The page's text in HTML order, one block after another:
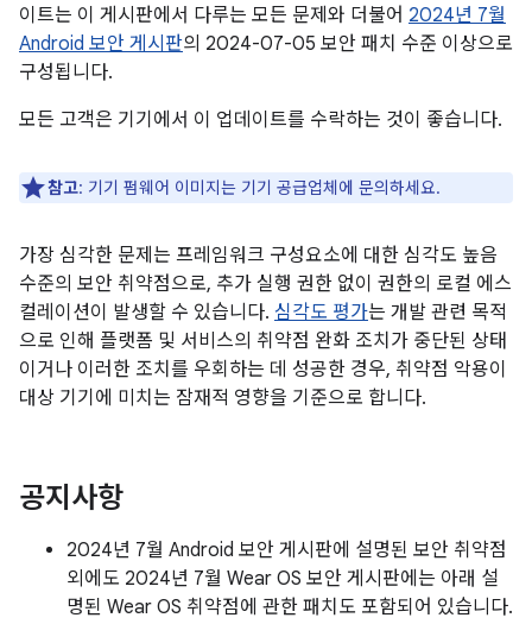
이트는 이 게시판에서 다루는 모든 문제와 더불어 2024년 7월
Android 보안 게시판의 2024-07-05 보안 패치 수준 이상으로
구성됩니다.
모든 고객은 기기에서 이 업데이트를 수락하는 것이 좋습니다.
참고: 기기 펌웨어 이미지는 기기 공급업체에 문의하세요.
가장 심각한 문제는 프레임워크 구성요소에 대한 심각도 높음
수준의 보안 취약점으로, 추가 실행 권한 없이 권한의 로컬 에스
컬레이션이 발생할 수 있습니다. 심각도 평가는 개발 관련 목적
으로 인해 플랫폼 및 서비스의 취약점 완화 조치가 중단된 상태
이거나 이러한 조치를 우회하는 데 성공한 경우, 취약점 악용이
대상 기기에 미치는 잠재적 영향을 기준으로 합니다.
공지사항
2024년 7월 Android 보안 게시판에 설명된 보안 취약점
외에도 2024년 7월 Wear OS 보안 게시판에는 아래 설
명된 Wear OS 취약점에 관한 패치도 포함되어 있습니다.